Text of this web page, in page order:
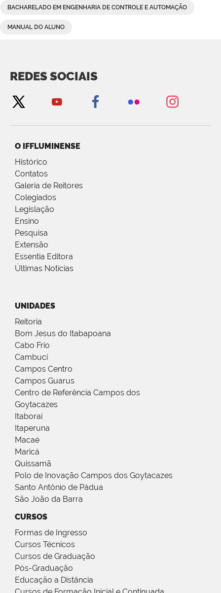
BACHARELADO EM ENGENHARIA DE CONTROLE E AUTOMAÇÃO
MANUAL DO ALUNO
REDES SOCIAIS
O IFFLUMINENSE
Histórico
Contatos
Galeria de Reitores
Colegiados
Legislação
Ensino
Pesquisa
Extensão
Essentia Editora
Últimas Notícias
UNIDADES
Reitoria
Bom Jesus do Itabapoana
Cabo Frio
Cambuci
Campos Centro
Campos Guarus
Centro de Referência Campos dos
Goytacazes
Itaboraí
Itaperuna
Macaé
Maricá
Quissamã
Polo de Inovação Campos dos Goytacazes
Santo Antônio de Pádua
São João da Barra
CURSOS
Formas de Ingresso
Cursos Técnicos
Cursos de Graduação
Pós-Graduação
Educação a Distância